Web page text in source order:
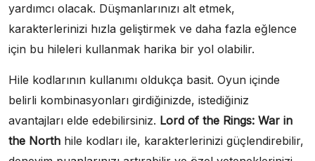
yardımcı olacak. Düşmanlarınızı alt etmek,
karakterlerinizi hızla geliştirmek ve daha fazla eğlence
için bu hileleri kullanmak harika bir yol olabilir.
Hile kodlarının kullanımı oldukça basit. Oyun içinde
belirli kombinasyonları girdiğinizde, istediğiniz
avantajları elde edebilirsiniz. Lord of the Rings: War in
the North hile kodları ile, karakterlerinizi güçlendirebilir,